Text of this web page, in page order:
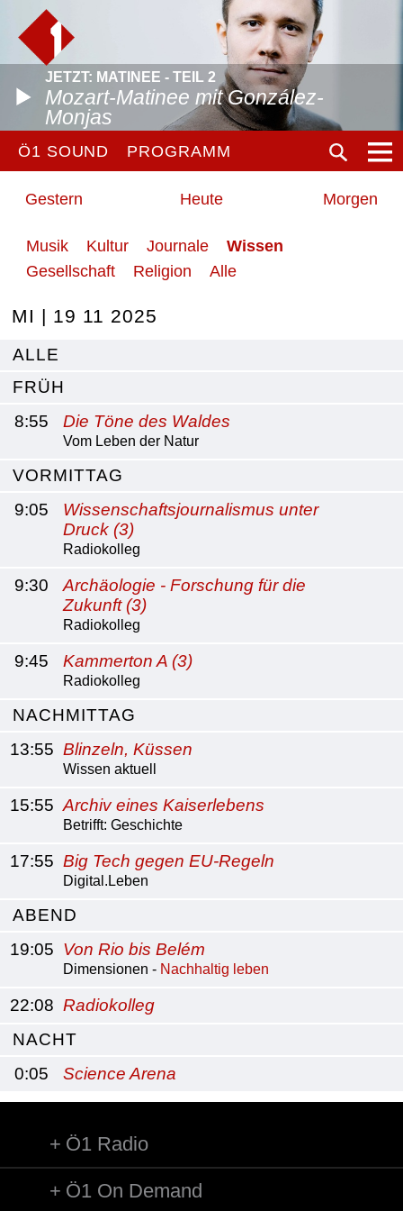
JETZT: MATINEE - TEIL 2
Mozart-Matinee mit González-
Monjas
Ö1 SOUND PROGRAMM
Gestern Heute Morgen
Musik Kultur Journale
Wissen
Gesellschaft
Religion Alle
MI | 19 11 2025
ALLE
FRÜH
8:55
Die Töne des Waldes
Vom Leben der Natur
VORMITTAG
9:05
Wissenschaftsjournalismus unter
Druck (3)
Radiokolleg
9:30
Archäologie - Forschung für die
Zukunft (3)
Radiokolleg
9:45 Kammerton A (3)
Radiokolleg
NACHMITTAG
13:55 Blinzeln, Küssen
Wissen aktuell
15:55 Archiv eines Kaiserlebens
Betrifft: Geschichte
17:55 Big Tech gegen EU-Regeln
Digital.Leben
ABEND
19:05 Von Rio bis Belém
Dimensionen - Nachhaltig leben
22:08 Radiokolleg
NACHT
0:05
Science Arena
Ö1 Radio
Ö1 On Demand